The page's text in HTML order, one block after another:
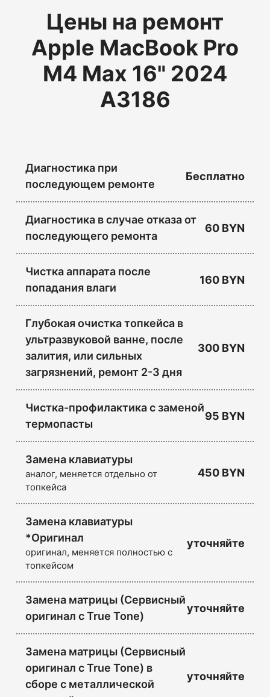
Цены на ремонт
Apple MacBook Pro
M4 Max 16" 2024
A3186
Диагностика при
последующем ремонте
Бесплатно
Диагностика в случае отказа от
последующего ремонта
60 BYN
Чистка аппарата после
попадания влаги
160 BYN
Глубокая очистка топкейса в
ультразвуковой ванне, после
залития, или сильных
загрязнений, ремонт 2-3 дня
300 BYN
Чистка-профилактика с заменой
термопасты
95 BYN
Замена клавиатуры
аналог, меняется отдельно от
топкейса
450 BYN
Замена клавиатуры
*Оригинал
оригинал, меняется полностью с
топкейсом
уточняйте
Замена матрицы (Сервисный
оригинал с True Tone)
уточняйте
Замена матрицы (Сервисный
оригинал с True Tone) в
сборе с металлической
уточняйте